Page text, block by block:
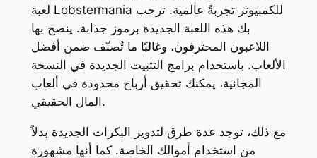
لعبة Lobstermania للكمبيوتر تجربةً عالمية. ترحب
بك هذه اللعبة الجديدة برموز جذابة. ينصح بها
اللاعبون المحترفون، وغالبًا ما تُصنّف ضمن أفضل
الألعاب. باستخدام برامج التثبيت الجديدة في النسخة
المجانية، يمكنك تحقيق أرباح محدودة في ألعاب
المال الحقيقي.
مع ذلك، توجد عدة طرق لتدوير البكرات الجديدة بدلاً
من استخدام أموالك الخاصة. كما أنها مشهورة